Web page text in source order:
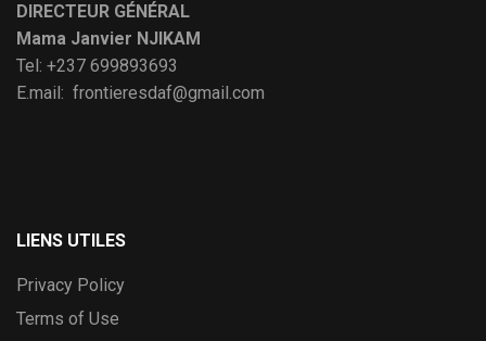
DIRECTEUR GÉNÉRAL
Mama Janvier NJIKAM
Tel: +237 699893693
E.mail: frontieresdaf@gmail.com
LIENS UTILES
Privacy Policy
Terms of Use